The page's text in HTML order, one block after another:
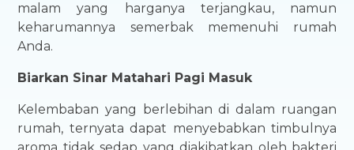
malam yang harganya terjangkau, namun
keharumannya semerbak memenuhi rumah
Anda.
Biarkan Sinar Matahari Pagi Masuk
Kelembaban yang berlebihan di dalam ruangan
rumah, ternyata dapat menyebabkan timbulnya